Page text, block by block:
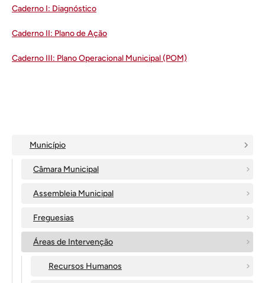
Município
Câmara Municipal
Assembleia Municipal
Freguesias
Áreas de Intervenção
Recursos Humanos
Caderno I: Diagnóstico
Caderno II: Plano de Ação
Caderno III: Plano Operacional Municipal (POM)